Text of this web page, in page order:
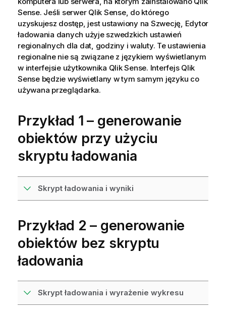
Sense. Jeśli serwer Qlik Sense, do którego
uzyskujesz dostęp, jest ustawiony na Szwecję, Edytor
ładowania danych użyje szwedzkich ustawień
regionalnych dla dat, godziny i waluty. Te ustawienia
regionalne nie są związane z językiem wyświetlanym
w interfejsie użytkownika Qlik Sense. Interfejs Qlik
Sensebędzie wyświetlany w tym samym języku co
używana przeglądarka.
Przykład 1 – generowanie
obiektów przy użyciu
skryptu ładowania
Skrypt ładowania i wyniki
Przykład 2 – generowanie
obiektów bez skryptu
ładowania
Skrypt ładowania i wyrażenie wykresu